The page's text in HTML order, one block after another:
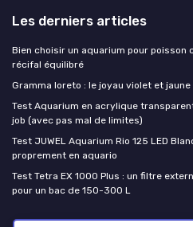
Les derniers articles
Bien choisir un aquarium pour poisson
récifal équilibré
Gramma loreto : le joyau violet et jaune
Test Aquarium en acrylique
job (avec pas mal de limites)
Test JUWEL Aquarium Rio 125 LED
proprement en aquario
Test Tetra EX 1000 Plus : un filtre
pour un bac de 150-300 L